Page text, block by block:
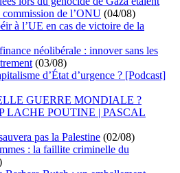
commission de l’ONU (04/08)
à l’UE en cas de victoire de la
néolibérale : innover sans les
(03/08)
d’État d’urgence ? [Podcast]
GUERRE MONDIALE ?
LACHE POUTINE | PASCAL
pas la Palestine (02/08)
: la faillite criminelle du